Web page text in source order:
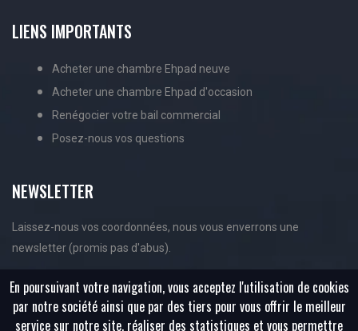
LIENS IMPORTANTS
Acheter une chambre Ehpad neuve
Acheter une chambre Ehpad d'occasion
Renégocier votre bail commercial
Posez-nous vos questions
NEWSLETTER
Laissez-nous vos coordonnées, nous vous enverrons une
newsletter (promis pas d'abus).
En poursuivant votre navigation, vous acceptez l'utilisation de cookies
par notre société ainsi que par des tiers pour vous offrir le meilleur
service sur notre site, réaliser des statistiques et vous permettre